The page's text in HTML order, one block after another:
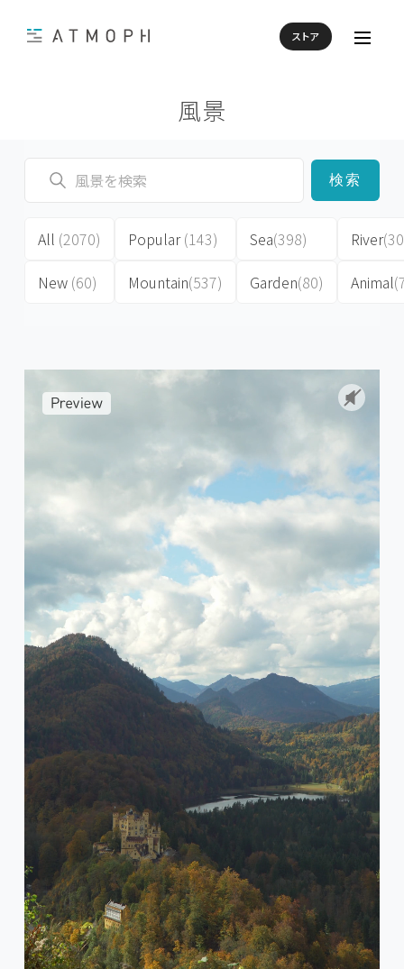
ストア
風景
検索
All (2070)
New (60)
Popular(143)
Mountain(537)
Sea(398)
Garden(80)
River
Animal